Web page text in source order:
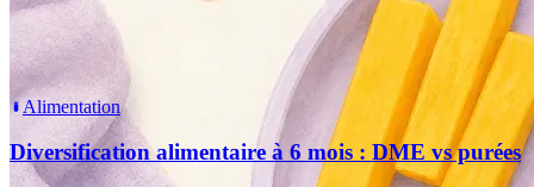
Alimentation
Diversification alimentaire à 6 mois : DME vs purées